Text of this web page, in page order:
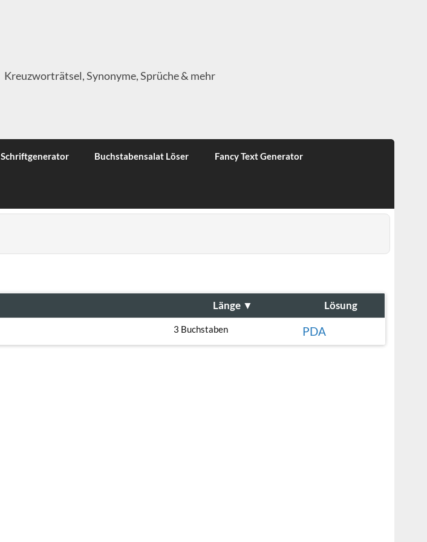
Kreuzworträtsel, Synonyme, Sprüche & mehr
Schriftgenerator Buchstabensalat Löser Fancy Text Generator
Länge ▼ Lösung
3 Buchstaben PDA